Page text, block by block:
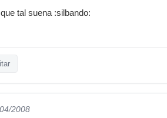
tal suena :silbando:
2008